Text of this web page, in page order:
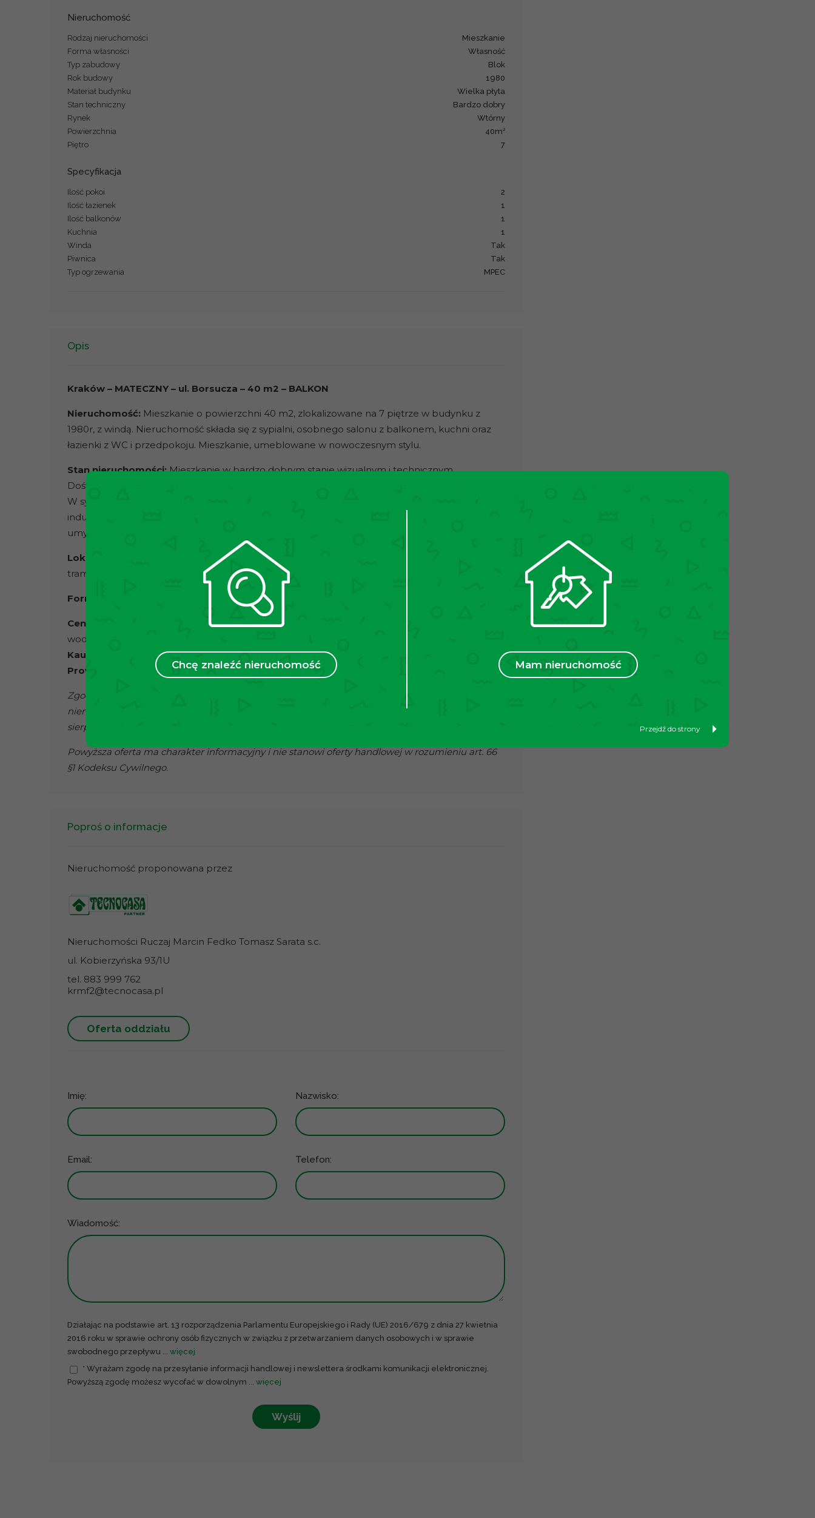
Chcę znaleźć nieruchomość Mam nieruchomość
Przejdź do strony
Nieruchomość
Rodzaj nieruchomości
mieszkanie
Forma własności
Własność
Typ zabudowy
blok
Rok budowy
1980
Materiał budynku
wielka płyta
Stan techniczny
bardzo dobry
Rynek
Wtórny
Powierzchnia
40m2
Piętro 7
Specyfikacja
Ilość pokoi
2
Ilość łazienek
1
Ilość balkonów
1
Kuchnia
1
Winda
Tak
Piwnica
Tak
Typ ogrzewania
MPEC
Opis
Kraków – MATECZNY – ul. Borsucza – 40 m2 – BALKON
Nieruchomość: Mieszkanie o powierzchni 40 m2, zlokalizowane na 7 piętrze w budynku z
1980r, z windą. Nieruchomość składa się z sypialni, osobnego salonu z balkonem, kuchni oraz
łazienki z WC i przedpokoju. Mieszkanie, umeblowane w nowoczesnym stylu.
Stan nieruchomości:Mieszkanie w bardzo dobrym stanie wizualnym i technicznym.
Doświetlony salon wyposażony w klimatyzację, rozkładaną sofę, stolik, dwie komody, szafkę RTV.
W sypialni łóżko, szafki nocne, komoda. Kuchnia wyposażona w niezbędne AGD tj: płyta
indukcyjna, piekarnik elektryczny, lodówko-zamrażarka, zmywarka. W łazience prysznic, toaleta,
umywalka i pralka. W hollu znajduję się pojemna przesuwna szafa z lustrem.
Lokalizacja:
Nieruchomość znajduje się w dobrze skomunikowanej okolicy, – przystanki
tramwajowe/autobusowe ,,Borsucza,, i ,,Lipińskiego. Liczne sklepy (tj pasaż kapelanka), apteki.
Forma wynajmu : Umowa najmu okazjonalnego
Cena:
2000zł + czynsz administracyjny ok 680zł (utrzymanie części wspólnych, ogrzewanie,
woda, śmieci) + prąd wg zużycia (internet i tv wg własnych rozliczeń)
Kaucja:
Prowizja dla biura:jednomiesięczny czynsz
Zgodnie z ustawą o gospodarce nieruchomościami Rozdział 2, Art. 180, pkt 3. przed oglądnięciem
nieruchomości należy podpisać standardową umowę pośrednictwa w najmie. (USTAWA z dnia 21
sierpnia 1997 r. O gospodarce nieruchomościami).
Powyższa oferta ma charakter informacyjny i nie stanowi oferty handlowej w rozumieniu art. 66
§1 Kodeksu Cywilnego.
Poproś o informacje
Nieruchomość proponowana przez
Nieruchomości Ruczaj Marcin Fedko Tomasz Sarata s.c.
ul. Kobierzyńska 93/1U
tel. 883 999 762
krmf2@tecnocasa.pl
Oferta oddziału
Imię: Nazwisko:
Email: Telefon:
Wiadomość:
Działając na podstawie art. 13 rozporządzenia Parlamentu Europejskiego i Rady (UE) 2016/679 z dnia 27 kwietnia
2016 roku w sprawie ochrony osób fizycznych w związku z przetwarzaniem danych osobowych i w sprawie
swobodnego przepływu ... więcej
* Wyrażam zgodę na przesyłanie informacji handlowej i newslettera środkami komunikacji elektronicznej.
Powyższą zgodę możesz wycofać w dowolnym ... więcej
Wyślij